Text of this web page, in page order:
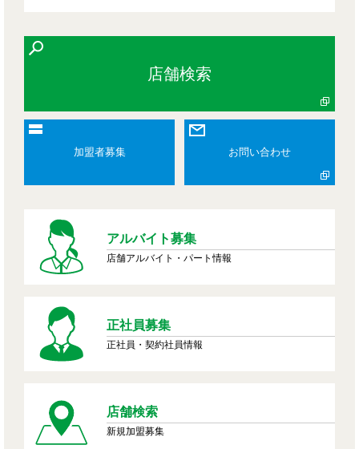
店舗検索
加盟者募集 お問い合わせ
アルバイト募集
店舗アルバイト・パート情報
正社員募集
正社員・契約社員情報
店舗検索
新規加盟募集